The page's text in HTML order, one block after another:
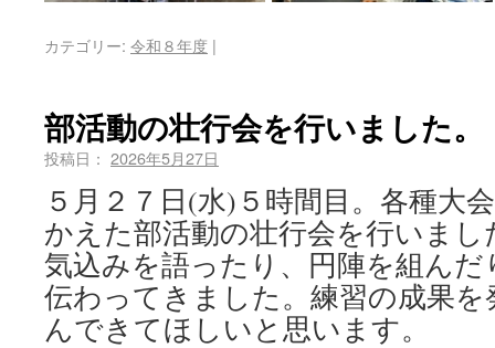
カテゴリー: 令和８年度 |
部活動の壮行会を行いました。
投稿日： 2026年5月27日
５月２７日(水)５時間目。各種大
かえた部活動の壮行会を行いま
気込みを語ったり、円陣を組ん
伝わってきました。練習の成果
んできてほしいと思います。